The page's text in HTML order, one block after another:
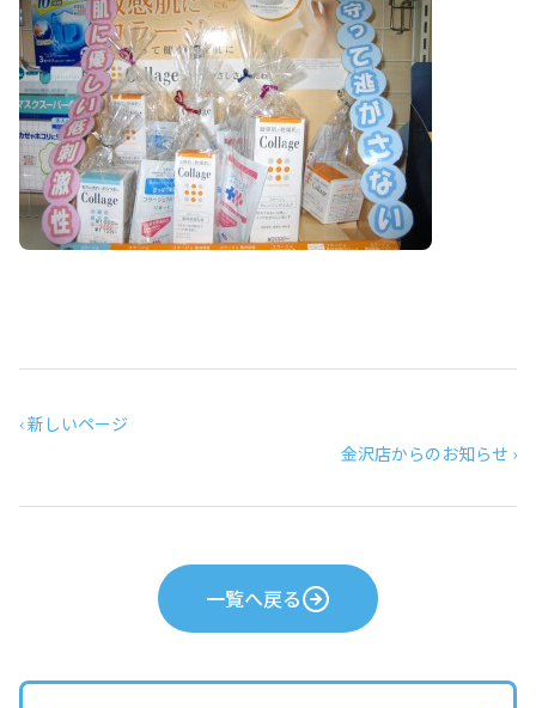
‹ 新しいページ
金沢店からのお知らせ ›
一覧へ戻る